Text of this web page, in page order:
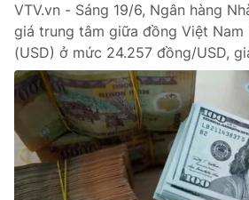
VTV.vn - Sáng 19/6, Ngân hàng
giá trung tâm giữa đồng Việt
(USD) ở mức 24.257 đồng/USD,